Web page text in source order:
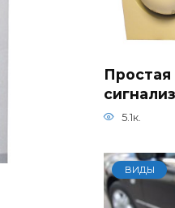
Простая
5.1к.
ВИДЫ